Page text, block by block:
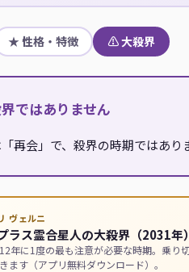
★ 性格・特徴 ⚠ 大殺界
ではありません
再会」で、殺界の時期ではあり
ヴェルニ
ラス霊合星人の大殺界（2031年
年に1度の最も注意が必要な時期。乗り
ます（アプリ無料ダウンロード）。